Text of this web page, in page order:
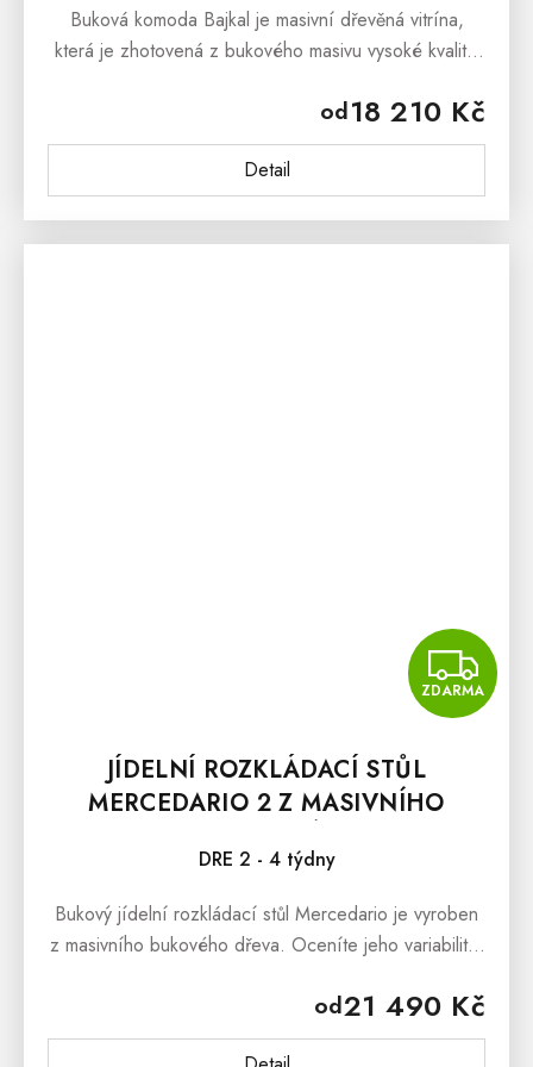
od18 210 Kč
Detail
Buková komoda Bajkal je masivní dřevěná vitrína,
která je zhotovená z bukového masivu vysoké kvality.
zhodnotí nejen všichni znalci...
ZDARMA
JÍDELNÍ ROZKLÁDACÍ STŮL
MERCEDARIO 2 Z MASIVNÍHO
DRE 2 - 4 týdny
od21 490 Kč
Bukový jídelní rozkládací stůl Mercedario je vyroben
z masivního bukového dřeva. Oceníte jeho variabilitu.
velká deska...